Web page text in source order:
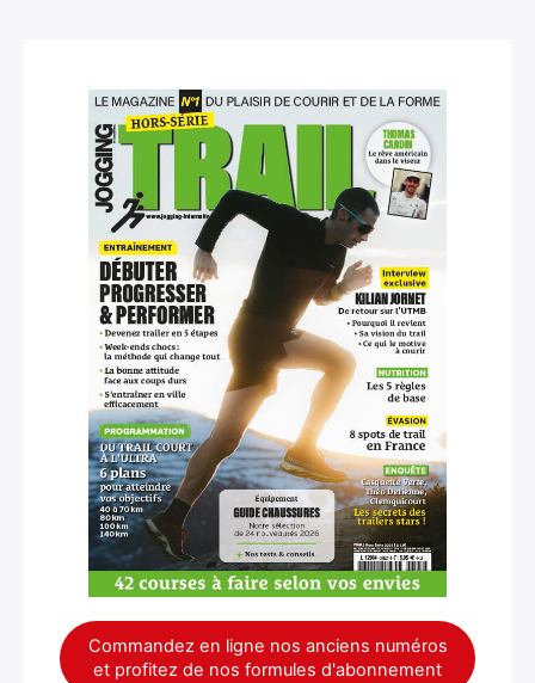
Commandez en ligne nos anciens numéros
et profitez de nos formules d'abonnement